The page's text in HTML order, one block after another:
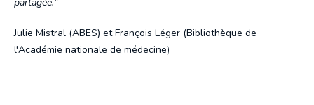
Julie Mistral (ABES) et François Léger (Bibliothèque de
l'Académie nationale de médecine)